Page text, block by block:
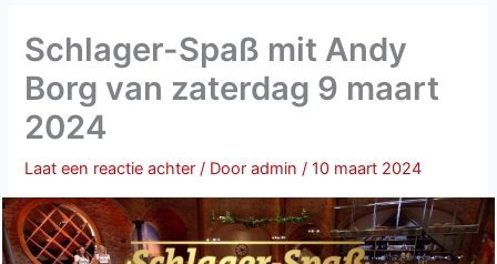
Schlager-Spaß mit Andy
Borg van zaterdag 9 maart
2024
Laat een reactie achter / Dooradmin/10 maart 2024